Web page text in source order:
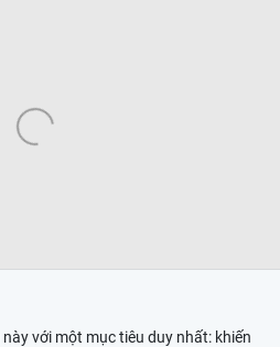
với một mục tiêu duy nhất: khiến